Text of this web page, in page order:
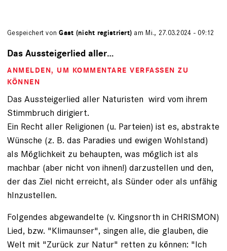
Gespeichert vonGast (nicht registriert) am Mi., 27.03.2024 - 09:12
Das Aussteigerlied aller…
ANMELDEN, UM KOMMENTARE VERFASSEN ZU
KÖNNEN
Das Aussteigerlied aller Naturisten wird vom ihrem
Stimmbruch dirigiert.
Ein Recht aller Religionen (u. Parteien) ist es, abstrakte
Wünsche (z. B. das Paradies und ewigen Wohlstand)
als Möglichkeit zu behaupten, was möglich ist als
machbar (aber nicht von ihnen!) darzustellen und den,
der das Ziel nicht erreicht, als Sünder oder als unfähig
hlnzustellen.
Folgendes abgewandelte (v. Kingsnorth in CHRISMON)
Lied, bzw. "Klimaunser", singen alle, die glauben, die
Welt mit "Zurück zur Natur" retten zu können: "Ich